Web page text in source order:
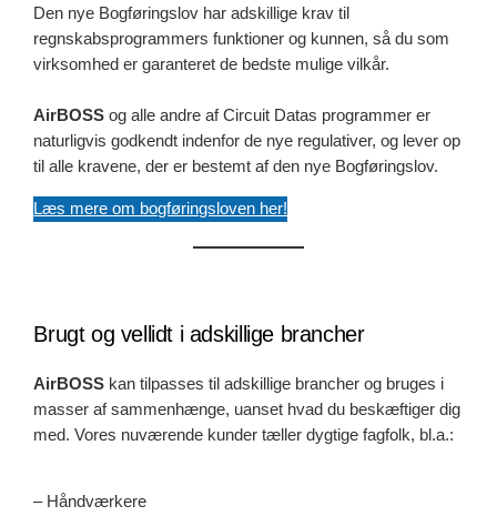
Den nye Bogføringslov har adskillige krav til
regnskabsprogrammers funktioner og kunnen, så du som
virksomhed er garanteret de bedste mulige vilkår.
AirBOSS og alle andre af Circuit Datas programmer er
naturligvis godkendt indenfor de nye regulativer, og lever op
til alle kravene, der er bestemt af den nye Bogføringslov.
Læs mere om bogføringsloven her!
Brugt og vellidt i adskillige brancher
AirBOSS kan tilpasses til adskillige brancher og bruges i
masser af sammenhænge, uanset hvad du beskæftiger dig
med. Vores nuværende kunder tæller dygtige fagfolk, bl.a.:
– Håndværkere